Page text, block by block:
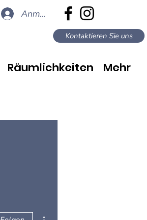
Anmelden
Kontaktieren Sie uns
Räumlichkeiten Mehr